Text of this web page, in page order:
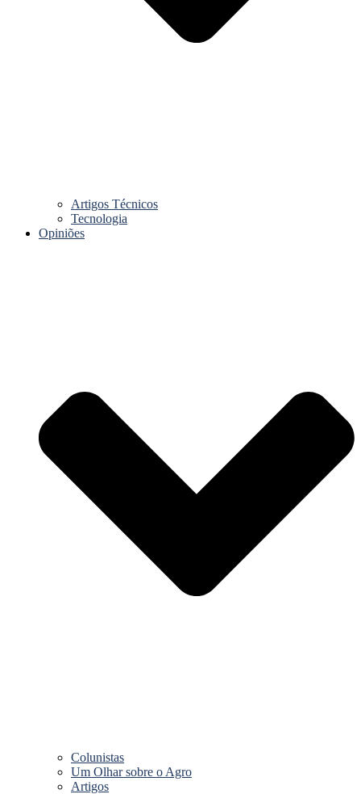
Artigos Técnicos
Tecnologia
Opiniões
Colunistas
Um Olhar sobre o Agro
Artigos